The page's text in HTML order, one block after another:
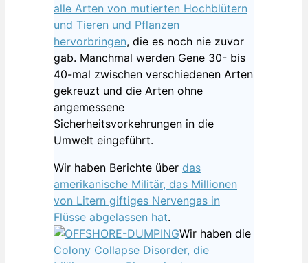
alle Arten von mutierten Hochblütern
und Tieren und Pflanzen
hervorbringen, die es noch nie zuvor
gab. Manchmal werden Gene 30- bis
40-mal zwischen verschiedenen Arten
gekreuzt und die Arten ohne
angemessene
Sicherheitsvorkehrungen in die
Umwelt eingeführt.
Wir haben Berichte über das
amerikanische Militär, das Millionen
von Litern giftiges Nervengas in
Flüsse abgelassen hat.
Wir haben die
Colony Collapse Disorder, die